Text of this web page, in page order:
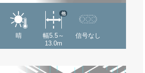
晴
幅5.5～
13.0m
他
信号なし